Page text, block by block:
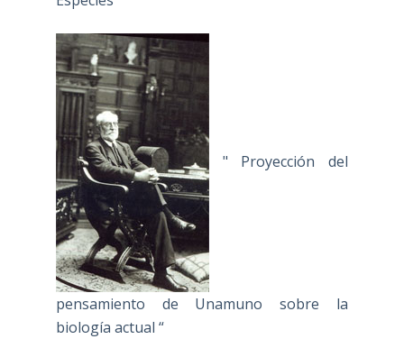
" Proyección del
pensamiento de Unamuno sobre la
biología actual “